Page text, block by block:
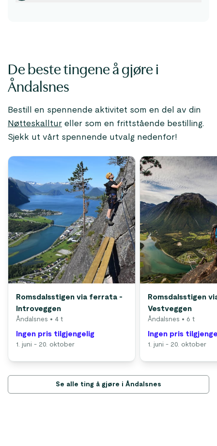
De beste tingene å gjøre i
Åndalsnes
Bestill en spennende aktivitet som en del av din
Nøtteskalltur eller som en frittstående bestilling.
Sjekk ut vårt spennende utvalg nedenfor!
Romsdalsstigen via ferrata -
Introveggen
Åndalsnes • 4 t
Ingen pris tilgjengelig
1. juni - 20. oktober
Romsdalsstigen
Vestveggen
Åndalsnes • 6 t
Ingen pris
1. juni - 20. oktober
Se alle ting å gjøre i Åndalsnes